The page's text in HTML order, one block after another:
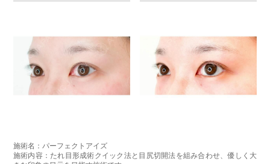
施術名：パーフェクトアイズ
施術内容：たれ目形成術クイック法と目尻切開法を組み合わせ、優しく大